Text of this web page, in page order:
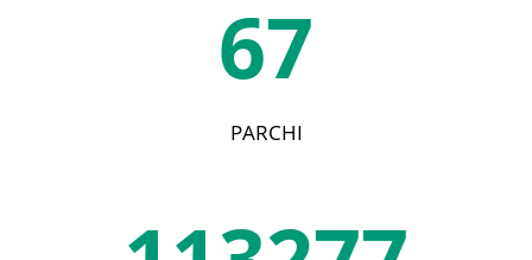
67
PARCHI